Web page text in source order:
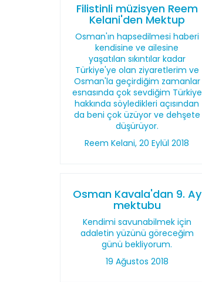
Filistinli müzisyen Reem
Kelani'den Mektup
Osman'ın hapsedilmesi haberi
kendisine ve ailesine
yaşatılan sıkıntılar kadar
Türkiye'ye olan ziyaretlerim ve
Osman'la geçirdiğim zamanlar
esnasında çok sevdiğim Türkiye
hakkında söyledikleri açısından
da beni çok üzüyor ve dehşete
düşürüyor.
Reem Kelani, 20 Eylül 2018
Osman Kavala'dan 9. Ay
mektubu
Kendimi savunabilmek için
adaletin yüzünü göreceğim
günü bekliyorum.
19 Ağustos 2018